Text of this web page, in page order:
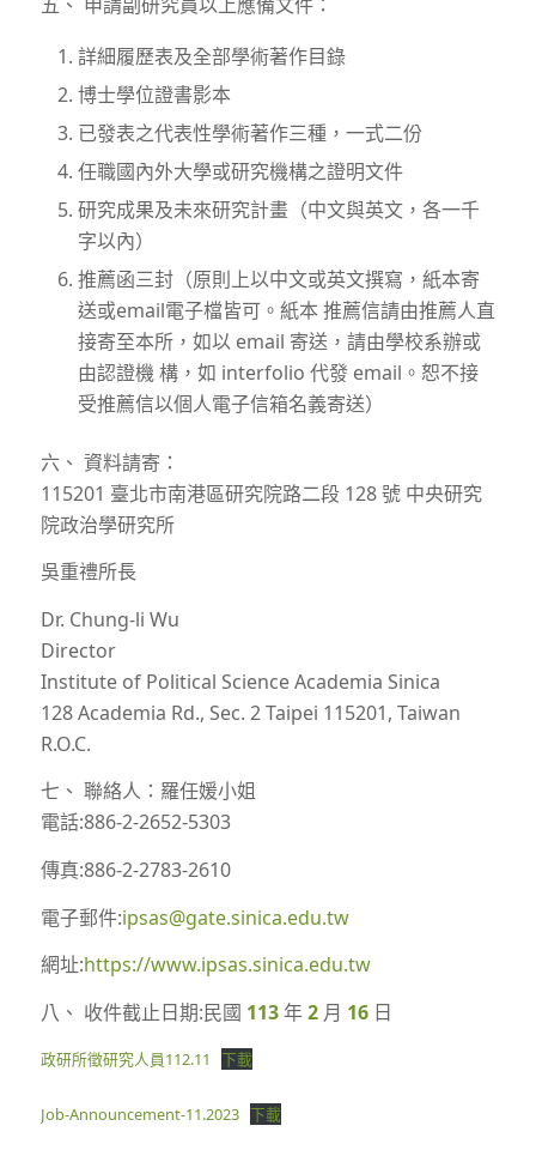
詳細履歷表及全部學術著作目錄
博士學位證書影本
已發表之代表性學術著作三種，一式二份
任職國內外大學或研究機構之證明文件
研究成果及未來研究計畫（中文與英文，各一千
字以內）
推薦函三封（原則上以中文或英文撰寫，紙本寄
送或email電子檔皆可。紙本 推薦信請由推薦人直
接寄至本所，如以 email 寄送，請由學校系辦或
由認證機 構，如 interfolio 代發 email。恕不接
受推薦信以個人電子信箱名義寄送）
六、 資料請寄：
115201 臺北市南港區研究院路二段 128 號 中央研究
院政治學研究所
吳重禮所長
Dr. Chung-li Wu
Director
Institute of Political Science Academia Sinica
128 Academia Rd., Sec. 2 Taipei 115201, Taiwan
R.O.C.
七、 聯絡人：羅任媛小姐
電話:886-2-2652-5303
傳真:886-2-2783-2610
電子郵件:ipsas@gate.sinica.edu.tw
網址:https://www.ipsas.sinica.edu.tw
八、 收件截止日期:民國 113年2 月 16 日
政研所徵研究人員112.11 下載
Job-Announcement-11.2023 下載